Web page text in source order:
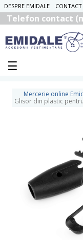
DESPRE EMIDALE CONTACT
Telefon contact
Mercerie online
Glisor din plastic